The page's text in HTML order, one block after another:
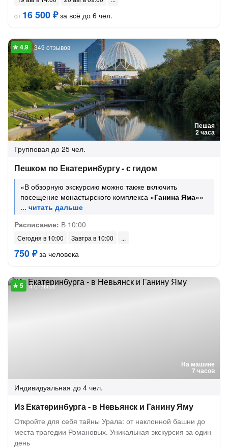
от 16 500 ₽за всё до 6 чел.
Пешая
2 часа
349 отзывов
Групповая до 25 чел.
Пешком по Екатеринбургу - с гидом
«В обзорную экскурсию можно также включить
посещение монастырского комплекса «Ганина Яма»»
Расписание: В 10:00
Сегодня в 10:00 Завтра в 10:00
750 ₽за человека
На машине
7 часов
4 отзыва
Индивидуальная до 4 чел.
Из Екатеринбурга - в Невьянск и Ганину Яму
Откройте для себя тайны Урала: от наклонной башни до
места трагедии Романовых. Уникальная экскурсия за один
день